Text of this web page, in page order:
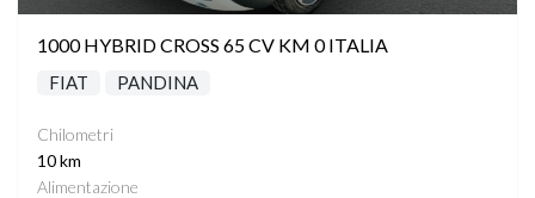
1000 HYBRID CROSS 65 CV KM 0 ITALIA
FIAT PANDINA
Chilometri
10 km
Alimentazione